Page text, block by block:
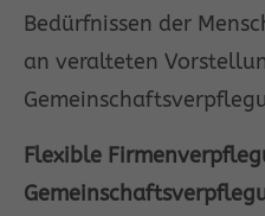
Bedürfnissen der
an veralteten
Flexible